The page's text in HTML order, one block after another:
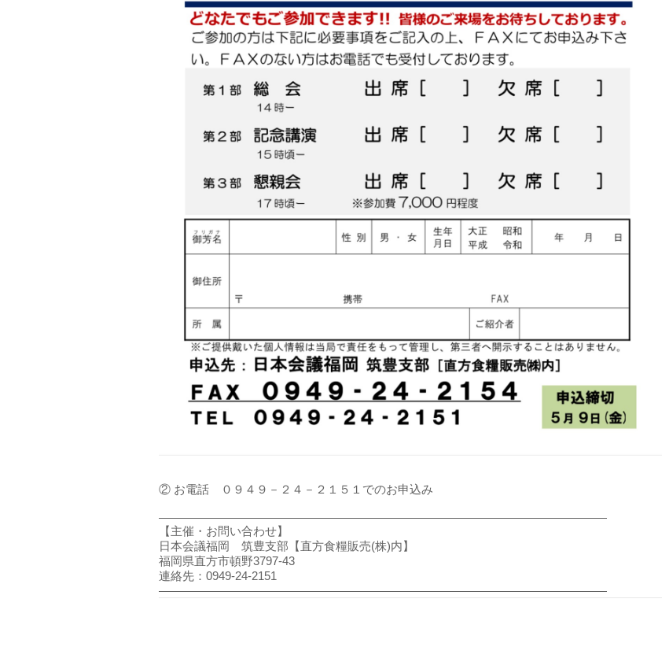
② お電話 ０９４９－２４－２１５１でのお申込み
――――――――――――――――――――――――――――――――――――――
【主催・お問い合わせ】
日本会議福岡 筑豊支部【直方食糧販売(株)内】
福岡県直方市頓野3797-43
連絡先：0949-24-2151
――――――――――――――――――――――――――――――――――――――